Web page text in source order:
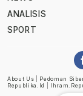
ANALISIS
SPORT
About Us Pedoman
Republika.id